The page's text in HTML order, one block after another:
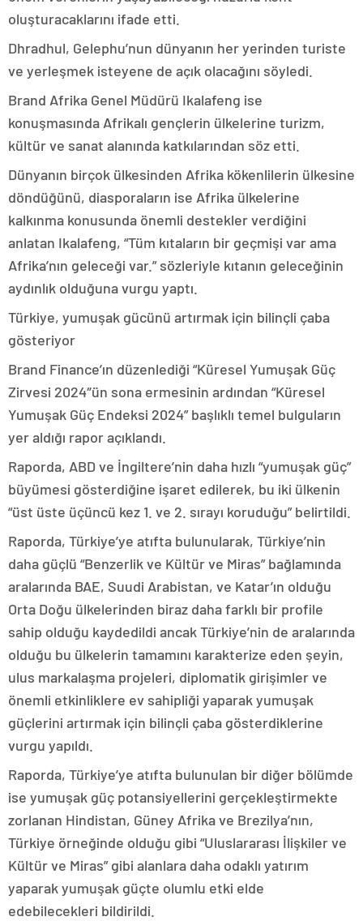
oluşturacaklarını ifade etti.
Dhradhul, Gelephu’nun dünyanın her yerinden turiste
ve yerleşmek isteyene de açık olacağını söyledi.
Brand Afrika Genel Müdürü Ikalafeng ise
konuşmasında Afrikalı gençlerin ülkelerine turizm,
kültür ve sanat alanında katkılarından söz etti.
Dünyanın birçok ülkesinden Afrika kökenlilerin ülkesine
döndüğünü, diasporaların ise Afrika ülkelerine
kalkınma konusunda önemli destekler verdiğini
anlatan Ikalafeng, “Tüm kıtaların bir geçmişi var ama
Afrika’nın geleceği var.” sözleriyle kıtanın geleceğinin
aydınlık olduğuna vurgu yaptı.
Türkiye, yumuşak gücünü artırmak için bilinçli çaba
gösteriyor
Brand Finance’ın düzenlediği “Küresel Yumuşak Güç
Zirvesi 2024″ün sona ermesinin ardından “Küresel
Yumuşak Güç Endeksi 2024” başlıklı temel bulguların
yer aldığı rapor açıklandı.
Raporda, ABD ve İngiltere’nin daha hızlı “yumuşak güç”
büyümesi gösterdiğine işaret edilerek, bu iki ülkenin
“üst üste üçüncü kez 1. ve 2. sırayı koruduğu” belirtildi.
Raporda, Türkiye’ye atıfta bulunularak, Türkiye’nin
daha güçlü “Benzerlik ve Kültür ve Miras” bağlamında
aralarında BAE, Suudi Arabistan, ve Katar’ın olduğu
Orta Doğu ülkelerinden biraz daha farklı bir profile
sahip olduğu kaydedildi ancak Türkiye’nin de aralarında
olduğu bu ülkelerin tamamını karakterize eden şeyin,
ulus markalaşma projeleri, diplomatik girişimler ve
önemli etkinliklere ev sahipliği yaparak yumuşak
güçlerini artırmak için bilinçli çaba gösterdiklerine
vurgu yapıldı.
Raporda, Türkiye’ye atıfta bulunulan bir diğer bölümde
ise yumuşak güç potansiyellerini gerçekleştirmekte
zorlanan Hindistan, Güney Afrika ve Brezilya’nın,
Türkiye örneğinde olduğu gibi “Uluslararası İlişkiler ve
Kültür ve Miras” gibi alanlara daha odaklı yatırım
yaparak yumuşak güçte olumlu etki elde
edebilecekleri bildirildi.